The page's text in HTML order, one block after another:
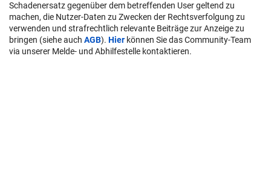
Schadenersatz gegenüber dem betreffenden User geltend zu
machen, die Nutzer-Daten zu Zwecken der Rechtsverfolgung zu
verwenden und strafrechtlich relevante Beiträge zur Anzeige zu
bringen (siehe auch AGB). Hier können Sie das Community-Team
via unserer Melde- und Abhilfestelle kontaktieren.